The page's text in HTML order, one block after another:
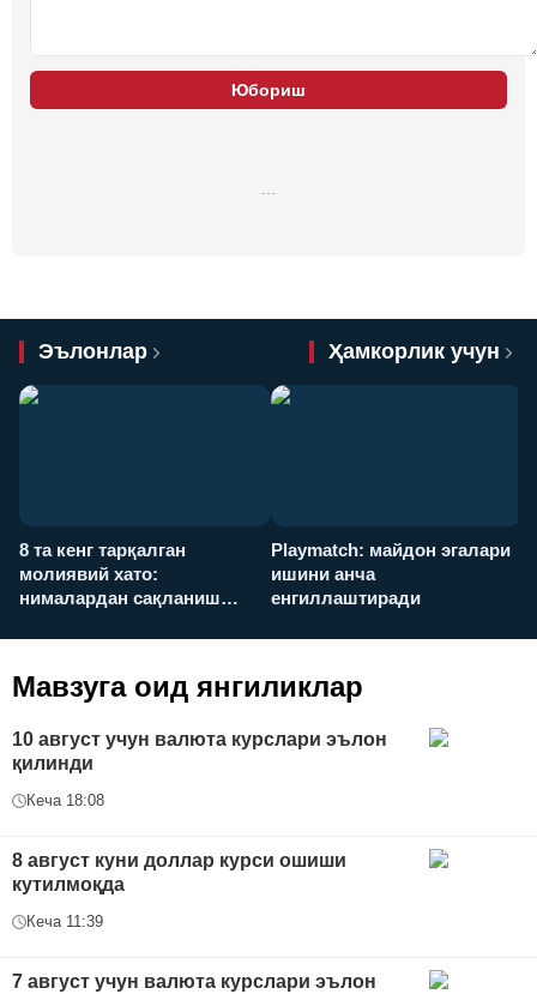
Юбориш
Эълонлар Ҳамкорлик учун
8 та кенг тарқалган
молиявий хато:
нималардан сақланиш
Playmatch: майдон эгалари
ишини анча
енгиллаштиради
Мавзуга оид янгиликлар
10 август учун валюта курслари эълон
қилинди
Кеча 18:08
8 август куни доллар курси ошиши
кутилмоқда
Кеча 11:39
7 август учун валюта курслари эълон